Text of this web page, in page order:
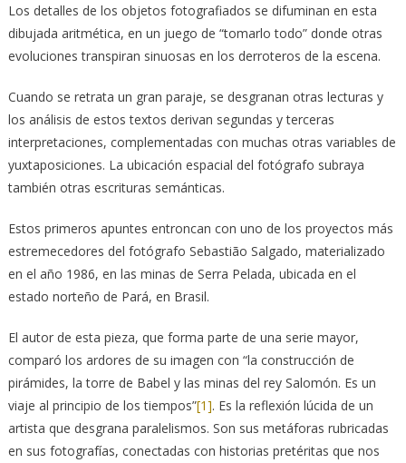
Los detalles de los objetos fotografiados se difuminan en esta
dibujada aritmética, en un juego de “tomarlo todo” donde otras
evoluciones transpiran sinuosas en los derroteros de la escena.
Cuando se retrata un gran paraje, se desgranan otras lecturas y
los análisis de estos textos derivan segundas y terceras
interpretaciones, complementadas con muchas otras variables de
yuxtaposiciones. La ubicación espacial del fotógrafo subraya
también otras escrituras semánticas.
Estos primeros apuntes entroncan con uno de los proyectos más
estremecedores del fotógrafo Sebastião Salgado, materializado
en el año 1986, en las minas de Serra Pelada, ubicada en el
estado norteño de Pará, en Brasil.
El autor de esta pieza, que forma parte de una serie mayor,
comparó los ardores de su imagen con “la construcción de
pirámides, la torre de Babel y las minas del rey Salomón. Es un
viaje al principio de los tiempos”[1]. Es la reflexión lúcida de un
artista que desgrana paralelismos. Son sus metáforas rubricadas
en sus fotografías, conectadas con historias pretéritas que nos